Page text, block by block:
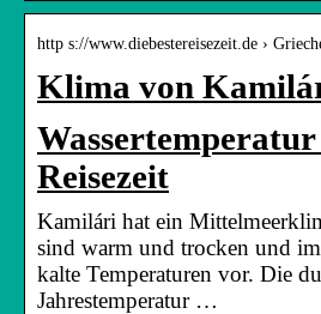
http s://www.diebestereisezeit.de ›
Klima von
Wassertemperatur
Reisezeit
Kamilári hat ein
sind warm und trocken und
kalte Temperaturen vor. Die
Jahrestemperatur …